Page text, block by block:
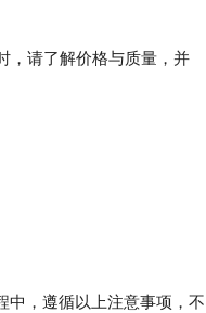
请了解价格与质量，并
，遵循以上注意事项，不